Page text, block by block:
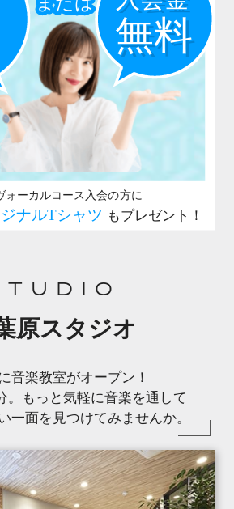
原スタジオ
音楽教室がオープン！
。もっと気軽に音楽を通して
一面を見つけてみませんか。